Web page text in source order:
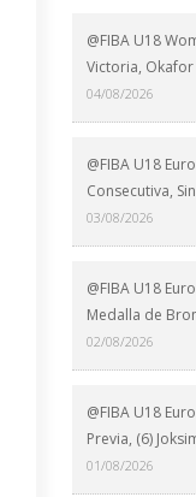
@FIBA U18
Victoria, Okafor
04/08/2026
@FIBA U18
Consecutiva,
03/08/2026
@FIBA U18
Medalla de
02/08/2026
@FIBA U18
Previa, (6)
01/08/2026